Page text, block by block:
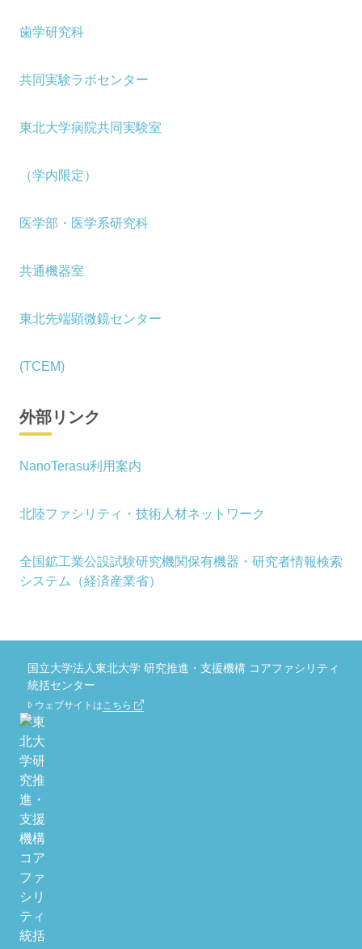
歯学研究科
共同実験ラボセンター
東北大学病院共同実験室
（学内限定）
医学部・医学系研究科
共通機器室
東北先端顕微鏡センター
(TCEM)
外部リンク
NanoTerasu利用案内
北陸ファシリティ・技術人材ネットワーク
全国鉱工業公設試験研究機関保有機器・研究者情報検索
システム（経済産業省）
国立大学法人東北大学 研究推進・支援機構 コアファシリティ
統括センター
ウェブサイトはこちら